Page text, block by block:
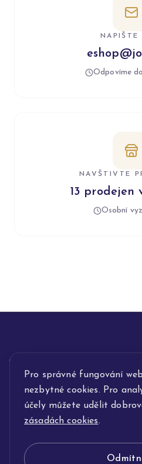
Pro správné fungování
nezbytné cookies. Pro
účely můžete udělit
zásadách cookies.
NAPIŠTE
Odpovíme
NAVŠTIVTE
13 prodejen
Osobní
INFORMACE
POPIS SLUŽEB